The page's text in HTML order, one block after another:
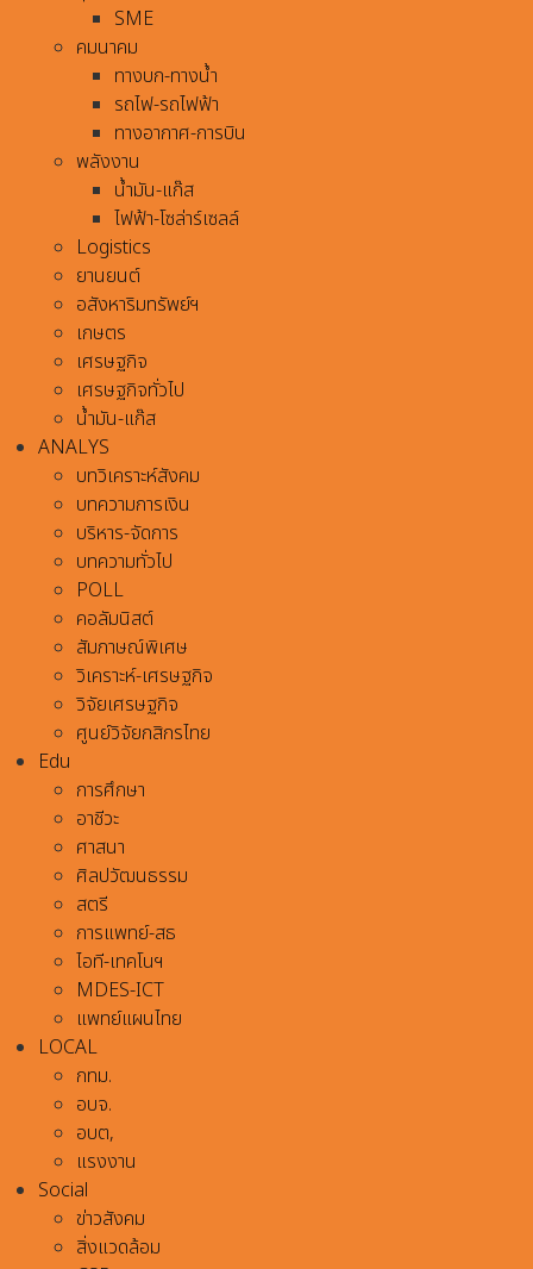
SME
คมนาคม
ทางบก-ทางน้ำ
รถไฟ-รถไฟฟ้า
ทางอากาศ-การบิน
พลังงาน
น้ำมัน-แก๊ส
ไฟฟ้า-โซล่าร์เซลล์
Logistics
ยานยนต์
อสังหาริมทรัพย์ฯ
เกษตร
เศรษฐกิจ
เศรษฐกิจทั่วไป
น้ำมัน-แก๊ส
ANALYS
บทวิเคราะห์สังคม
บทความการเงิน
บริหาร-จัดการ
บทความทั่วไป
POLL
คอลัมนิสต์
สัมภาษณ์พิเศษ
วิเคราะห์-เศรษฐกิจ
วิจัยเศรษฐกิจ
ศูนย์วิจัยกสิกรไทย
Edu
การศึกษา
อาชีวะ
ศาสนา
ศิลปวัฒนธรรม
สตรี
การแพทย์-สธ
ไอที-เทคโนฯ
MDES-ICT
แพทย์แผนไทย
LOCAL
กทม.
อบจ.
อบต,
แรงงาน
Social
ข่าวสังคม
สิ่งแวดล้อม